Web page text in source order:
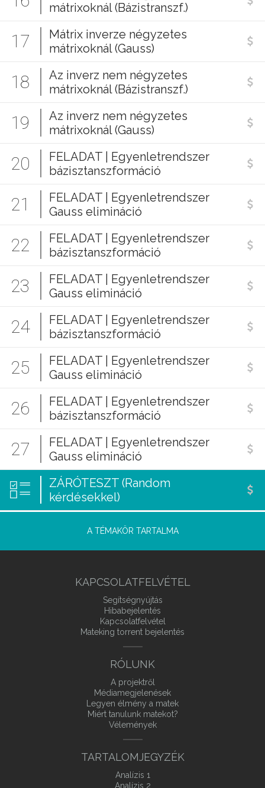
mátrixoknál (Bázistranszf.)
17
Mátrix inverze négyzetes
mátrixoknál (Gauss)
18
Az inverz nem négyzetes
mátrixoknál (Bázistranszf.)
19
Az inverz nem négyzetes
mátrixoknál (Gauss)
20
FELADAT | Egyenletrendszer
bázisztanszformáció
21
FELADAT | Egyenletrendszer
Gauss elimináció
22
FELADAT | Egyenletrendszer
bázisztanszformáció
23
FELADAT | Egyenletrendszer
Gauss elimináció
24
FELADAT | Egyenletrendszer
bázisztanszformáció
25
FELADAT | Egyenletrendszer
Gauss elimináció
26
FELADAT | Egyenletrendszer
bázisztanszformáció
27
FELADAT | Egyenletrendszer
Gauss elimináció
ZÁRÓTESZT (Random
kérdésekkel)
A TÉMAKÖR TARTALMA
KAPCSOLATFELVÉTEL
Segítségnyújtás
Hibabejelentés
Kapcsolatfelvétel
Mateking torrent bejelentés
RÓLUNK
A projektről
Médiamegjelenések
Legyen élmény a matek
Miért tanulunk matekot?
Vélemények
TARTALOMJEGYZÉK
Analízis 1
Analízis 2